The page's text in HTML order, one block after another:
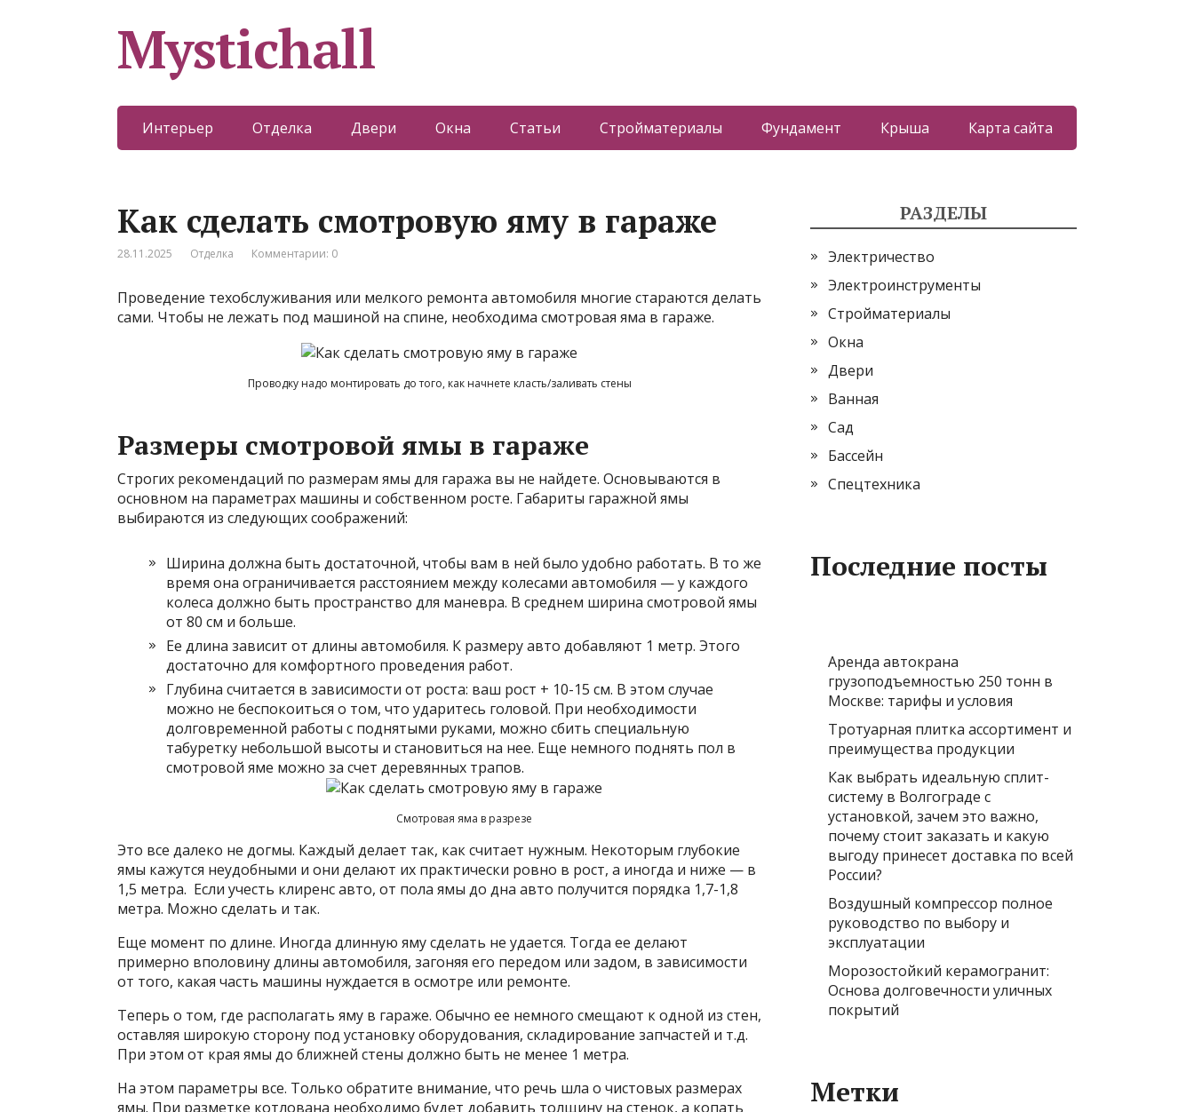
Mystichall
Интерьер Отделка Двери Окна Статьи Стройматериалы Фундамент Крыша Карта сайта
Как сделать смотровую яму в гараже
28.11.2025 Отделка Комментарии: 0
Проведение техобслуживания или мелкого ремонта автомобиля многие стараются делать
сами. Чтобы не лежать под машиной на спине, необходима смотровая яма в гараже.
Проводку надо монтировать до того, как начнете класть/заливать стены
Размеры смотровой ямы в гараже
Строгих рекомендаций по размерам ямы для гаража вы не найдете. Основываются в
основном на параметрах машины и собственном росте. Габариты гаражной ямы
выбираются из следующих соображений:
Ширина должна быть достаточной, чтобы вам в ней было удобно работать. В то же
время она ограничивается расстоянием между колесами автомобиля — у каждого
колеса должно быть пространство для маневра. В среднем ширина смотровой ямы
от 80 см и больше.
Ее длина зависит от длины автомобиля. К размеру авто добавляют 1 метр. Этого
достаточно для комфортного проведения работ.
Глубина считается в зависимости от роста: ваш рост + 10-15 см. В этом случае
можно не беспокоиться о том, что ударитесь головой. При необходимости
долговременной работы с поднятыми руками, можно сбить специальную
табуретку небольшой высоты и становиться на нее. Еще немного поднять пол в
смотровой яме можно за счет деревянных трапов.
Смотровая яма в разрезе
Это все далеко не догмы. Каждый делает так, как считает нужным. Некоторым глубокие
ямы кажутся неудобными и они делают их практически ровно в рост, а иногда и ниже — в
1,5 метра. Если учесть клиренс авто, от пола ямы до дна авто получится порядка 1,7-1,8
метра. Можно сделать и так.
Еще момент по длине. Иногда длинную яму сделать не удается. Тогда ее делают
примерно вполовину длины автомобиля, загоняя его передом или задом, в зависимости
от того, какая часть машины нуждается в осмотре или ремонте.
Теперь о том, где располагать яму в гараже. Обычно ее немного смещают к одной из стен,
оставляя широкую сторону под установку оборудования, складирование запчастей и т.д.
При этом от края ямы до ближней стены должно быть не менее 1 метра.
На этом параметры все. Только обратите внимание, что речь шла о чистовых размерах
ямы. При разметке котлована необходимо будет добавить толщину на стенок, а копать
РАЗДЕЛЫ
Электричество
Электроинструменты
Стройматериалы
Окна
Двери
Ванная
Сад
Бассейн
Спецтехника
Последние посты
Аренда автокрана
грузоподъемностью 250 тонн в
Москве: тарифы и условия
Тротуарная плитка ассортимент и
преимущества продукции
Как выбрать идеальную сплит-
систему в Волгограде с
установкой, зачем это важно,
почему стоит заказать и какую
выгоду принесет доставка по всей
России?
Воздушный компрессор полное
руководство по выбору и
эксплуатации
Морозостойкий керамогранит:
Основа долговечности уличных
покрытий
Метки